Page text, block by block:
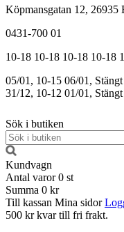
Köpmansgatan 12, 26935
0431-700 01
10-18 10-18 10-18 10-18
05/01, 10-15 06/01, Stängt
31/12, 10-12 01/01, Stängt
Sök i butiken
Kundvagn
Antal varor 0 st
Summa 0 kr
Till kassan Mina sidor
500 kr kvar till fri frakt.